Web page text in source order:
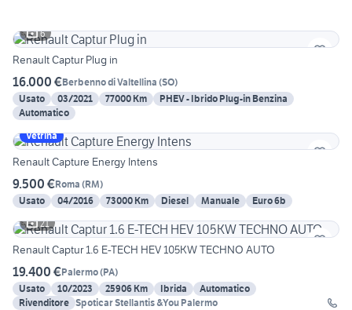
6
Renault Captur Plug in
16.000 €Berbenno di Valtellina (SO)
Usato
03/2021 77000 Km
PHEV - Ibrido Plug-in Benzina
Automatico
Vetrina
Renault Capture Energy Intens
9.500 €Roma (RM)
Usato
04/2016 73000 Km Diesel Manuale
Euro 6b
21
Renault Captur 1.6 E-TECH HEV 105KW TECHNO AUTO
19.400 €Palermo(PA)
Usato
10/2023 25906 Km Ibrida
Automatico
Rivenditore Spoticar Stellantis &You Palermo